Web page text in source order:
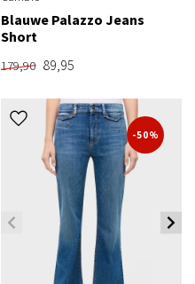
Blauwe Palazzo Jeans
Short
179,90 89,95
-50%